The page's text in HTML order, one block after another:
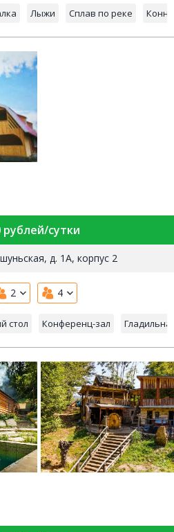
Лыжи Сплав по реке
рублей/сутки
д. 1А, корпус 2
2 4
стол Конференц-зал